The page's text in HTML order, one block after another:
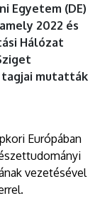
(DE)
2022 és
Hálózat
mutatták
Európában
vezetésével